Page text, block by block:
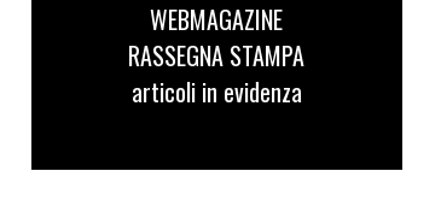
WEBMAGAZINE
RASSEGNA STAMPA
articoli in evidenza